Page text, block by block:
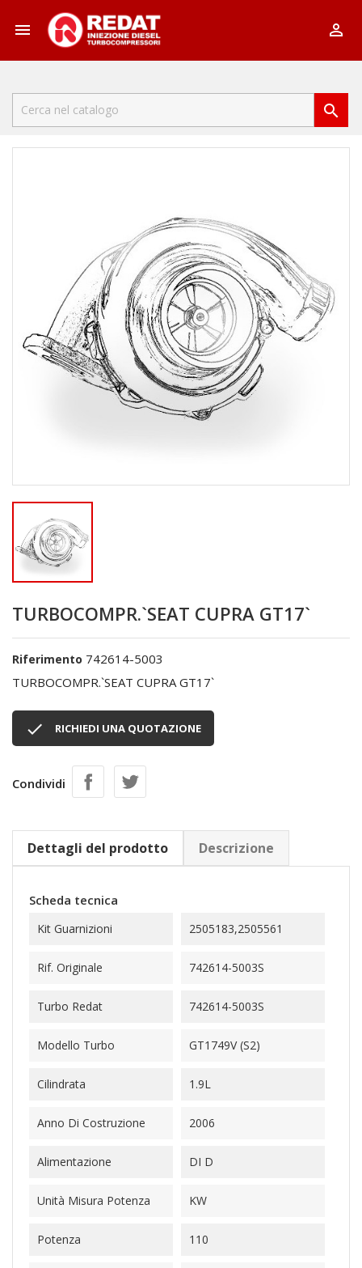
 

TURBOCOMPR.`SEAT CUPRA GT17`
Riferimento 742614-5003
TURBOCOMPR.`SEAT CUPRA GT17`
 RICHIEDI UNA QUOTAZIONE
Condividi
Dettagli del prodotto Descrizione
Scheda tecnica
Kit Guarnizioni 2505183,2505561
Rif. Originale 742614-5003S
Turbo Redat 742614-5003S
Modello Turbo GT1749V (S2)
Cilindrata 1.9L
Anno Di Costruzione 2006
Alimentazione DI D
Unità Misura Potenza KW
Potenza 110